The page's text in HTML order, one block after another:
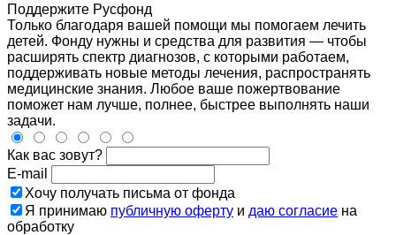
Поддержите Русфонд
Только благодаря вашей помощи мы помогаем лечить
детей. Фонду нужны и средства для развития — чтобы
расширять спектр диагнозов, с которыми работаем,
поддерживать новые методы лечения, распространять
медицинские знания. Любое ваше пожертвование
поможет нам лучше, полнее, быстрее выполнять наши
задачи.
Как вас зовут?
E-mail
Хочу получать письма от фонда
Я принимаю публичную оферту и даю согласие на
обработку